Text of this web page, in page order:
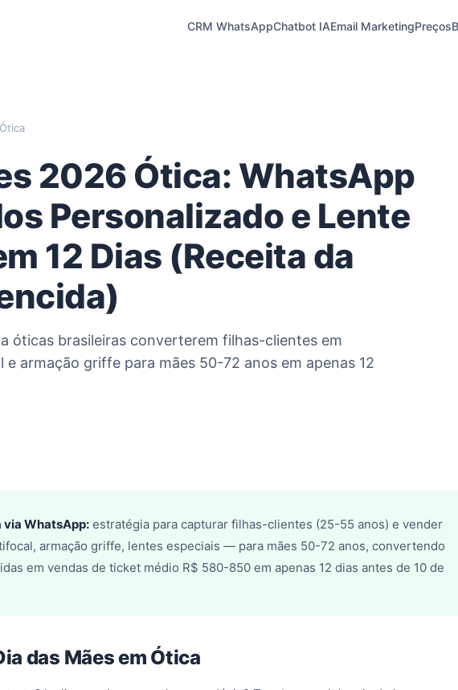
CRM WhatsAppChatbot IAEmail MarketingPreços
2026 Ótica: WhatsApp
Personalizado e Lente
12 Dias (Receita da
óticas brasileiras converterem filhas-clientes em
armação griffe para mães 50-72 anos em apenas 12
via WhatsApp: estratégia para capturar filhas-clientes (25-55 anos) e vender
armação griffe, lentes especiais — para mães 50-72 anos, convertendo
em vendas de ticket médio R$ 580-850 em apenas 12 dias antes de 10 de
das Mães em Ótica